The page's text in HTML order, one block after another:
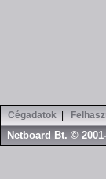
Cégadatok
Netboard Bt. ©